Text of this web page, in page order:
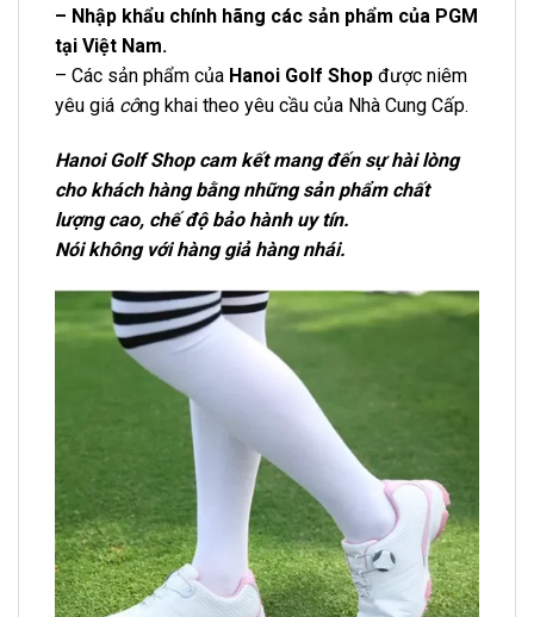
– Nhập khẩu chính hãng các sản phẩm của PGM
tại Việt Nam.
– Các sản phẩm của Hanoi Golf Shop được niêm
yêu giá công khai theo yêu cầu của Nhà Cung Cấp.
Hanoi Golf Shop cam kết mang đến sự hài lòng
cho khách hàng bằng những sản phẩm chất
lượng cao, chế độ bảo hành uy tín.
Nói không với hàng giả hàng nhái.